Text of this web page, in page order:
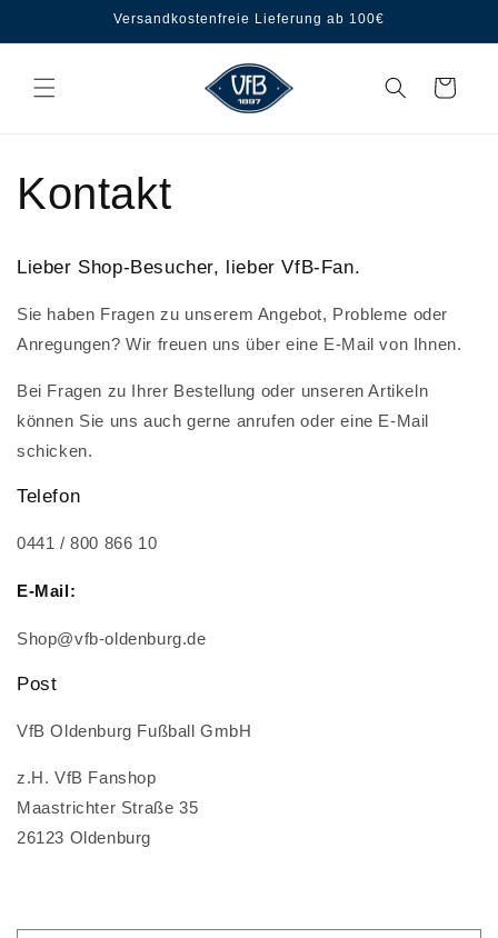
Inhalt
Versandkostenfreie Lieferung ab 100€
Warenkorb
Kontakt
Lieber Shop-Besucher, lieber VfB-Fan.
Sie haben Fragen zu unserem Angebot, Probleme oder
Anregungen? Wir freuen uns über eine E-Mail von Ihnen.
Bei Fragen zu Ihrer Bestellung oder unseren Artikeln
können Sie uns auch gerne anrufen oder eine E-Mail
schicken.
Telefon
0441 / 800 866 10
E-Mail:
Shop@vfb-oldenburg.de
Post
VfB Oldenburg Fußball GmbH
z.H. VfB Fanshop
Maastrichter Straße 35
26123 Oldenburg